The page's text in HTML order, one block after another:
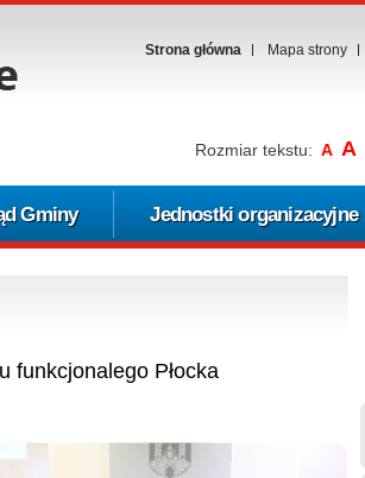
Strona główna Mapa strony
Rozmiar tekstu: A A
Gminy Jednostki organizacyjne
funkcjonalego Płocka